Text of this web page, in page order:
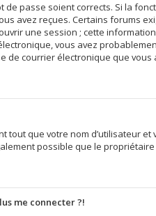
passe soient corrects. Si la
avez reçues. Certains forums
une session ; cette
vous avez
de courrier électronique que
que votre nom d’utilisateur
possible que le
me connecter ?!